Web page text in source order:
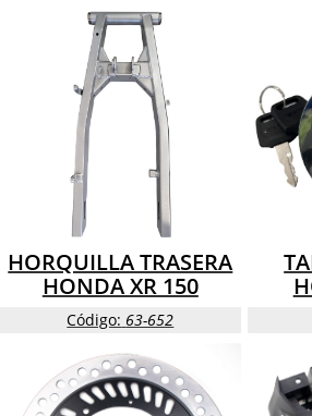
HORQUILLA TRASERA
HONDA XR 150
Código: 63-652